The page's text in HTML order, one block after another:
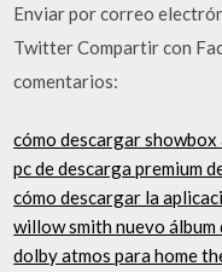
Enviar por correo
Twitter Compartir con
comentarios:
cómo descargar showbox
pc de descarga premium
cómo descargar la
willow smith nuevo álbum
dolby atmos para home